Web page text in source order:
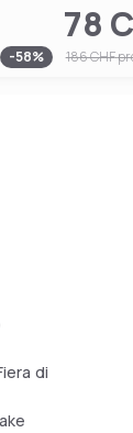
78
-58% 186 CHF
di